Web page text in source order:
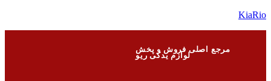
KiaRio
مرجع اصلی فروش و پخش
لوازم یدکی ریو